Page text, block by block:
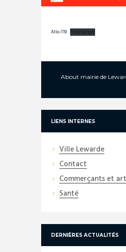
Allo-119 Télécharger
About mairie de
LIENS INTERNES
Ville Lewarde
Contact
Commerçants et
Santé
DERNIÈRES ACTUALITÉS